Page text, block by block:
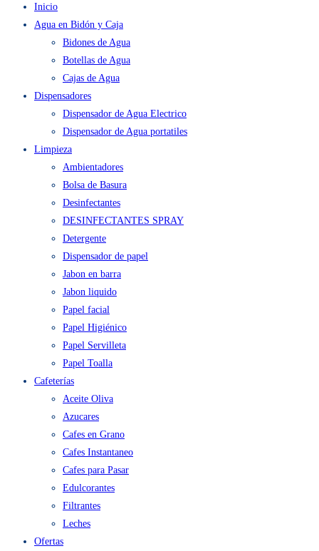
Inicio
Agua en Bidón y Caja
Bidones de Agua
Botellas de Agua
Cajas de Agua
Dispensadores
Dispensador de Agua Electrico
Dispensador de Agua portatiles
Limpieza
Ambientadores
Bolsa de Basura
Desinfectantes
DESINFECTANTES SPRAY
Detergente
Dispensador de papel
Jabon en barra
Jabon liquido
Papel facial
Papel Higiénico
Papel Servilleta
Papel Toalla
Cafeterías
Aceite Oliva
Azucares
Cafes en Grano
Cafes Instantaneo
Cafes para Pasar
Edulcorantes
Filtrantes
Leches